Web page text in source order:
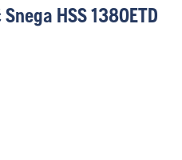
HSS 1380ETD